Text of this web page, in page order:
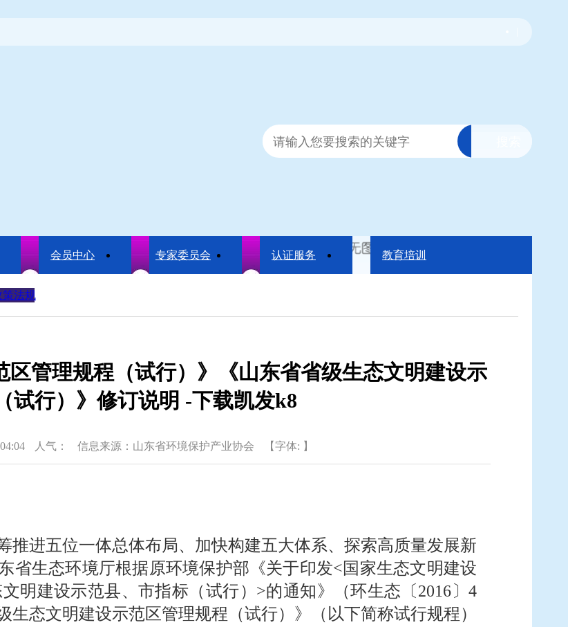
会员中心 专家委员会 认证服务 教育培训
策法规
区管理规程（试行）》《山东省省级生态文明建设示
试行）》修订说明 -下载凯发k8
人气： 信息来源：山东省环境保护产业协会 【字体: 】
推进五位一体总体布局、加快构建五大体系、探索高质量发展新
省生态环境厅根据原环境保护部《关于印发<国家生态文明建设
明建设示范县、市指标（试行）>的通知》（环生态〔2016〕4
态文明建设示范区管理规程（试行）》（以下简称试行规程）